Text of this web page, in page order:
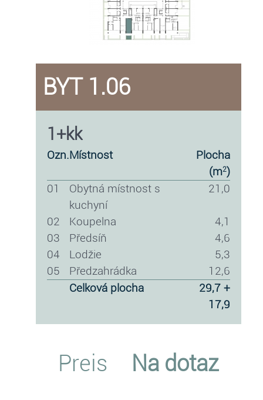
BYT 1.06
1+kk
ozn. místnost
plocha
(m2)
01
obytná místnost s
kuchyní
21,0
02 koupelna
4,1
03
předsíň
4,6
04
lodžie
5,3
05
předzahrádka
12,6
celková plocha
29,7 +
17,9
Preis Na dotaz